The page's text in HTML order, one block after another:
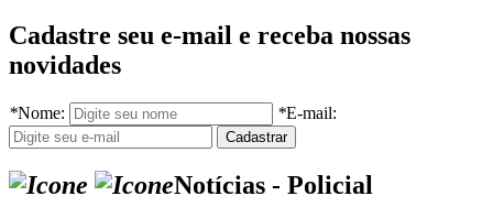
Cadastre seu e-mail e receba nossas
novidades
*Nome: *E-mail:
Notícias - Policial